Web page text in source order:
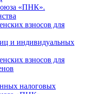
«ПНК».
взносов для
и индивидуальных
взносов для
налоговых